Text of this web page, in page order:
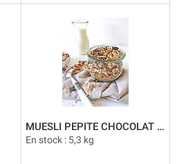
MUESLI PEPITE CHOCOLAT VRAC
En stock : 5,3 kg